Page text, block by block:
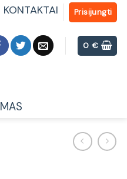
KONTAKTAI Prisijungti
0€